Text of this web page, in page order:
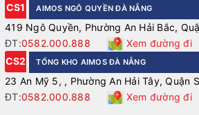
CS1 AIMOS NGÔ QUYỀN ĐÀ NẴNG
419 Ngô Quyền, Phường An Hải Bắc,
ĐT:0582.000.888
Xem đường đi
CS2
TỔNG KHO AIMOS ĐÀ NẴNG
23 An Mỹ 5, , Phường An Hải Tây, Quận
ĐT:0582.000.888 Xem đường đi